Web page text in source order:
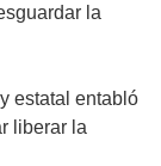
la
estatal entabló
liberar la